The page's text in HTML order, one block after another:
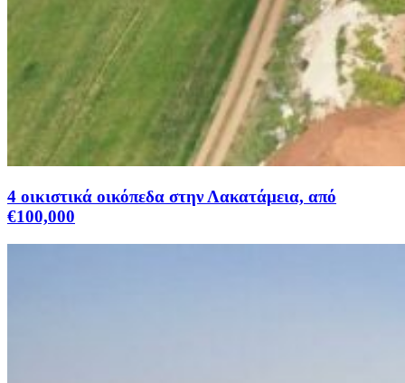
4 οικιστικά οικόπεδα στην Λακατάμεια, από
€100,000